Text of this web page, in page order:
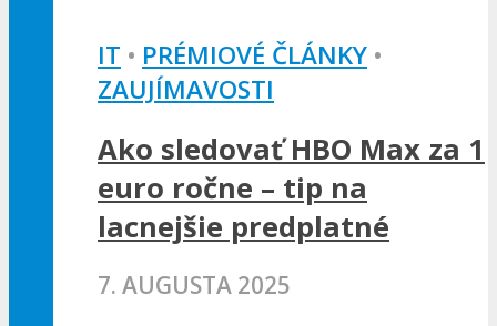
IT • PRÉMIOVÉ ČLÁNKY •
ZAUJÍMAVOSTI
Ako sledovať HBO Max za 1
euro ročne – tip na
lacnejšie predplatné
7. AUGUSTA 2025